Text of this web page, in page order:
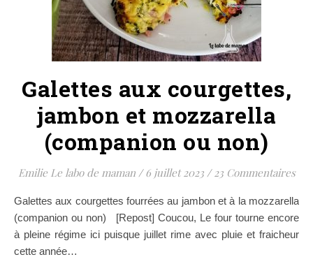
Galettes aux courgettes,
jambon et mozzarella
(companion ou non)
Emilie Le labo de maman / 6 juillet 2023 / 23 Commentaires
Galettes aux courgettes fourrées au jambon et à la mozzarella
(companion ou non) [Repost] Coucou, Le four tourne encore
à pleine régime ici puisque juillet rime avec pluie et fraicheur
cette année…